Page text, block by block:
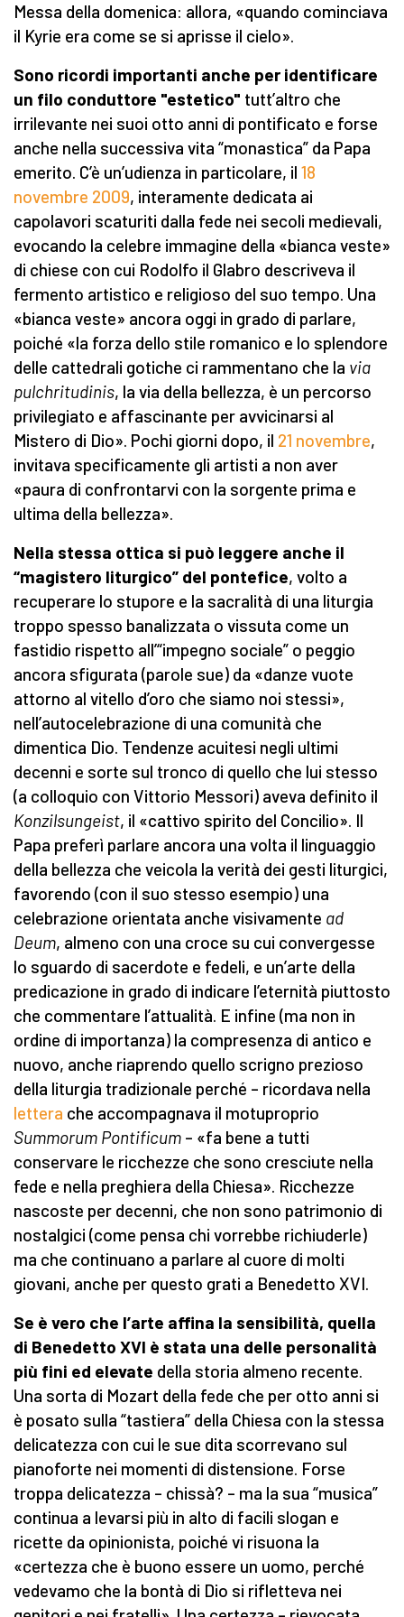
Messa della domenica: allora, «quando cominciava
il Kyrie era come se si aprisse il cielo».
Sono ricordi importanti anche per identificare
un filo conduttore "estetico" tutt’altro che
irrilevante nei suoi otto anni di pontificato e forse
anche nella successiva vita “monastica” da Papa
emerito. C’è un’udienza in particolare, il 18
novembre 2009, interamente dedicata ai
capolavori scaturiti dalla fede nei secoli medievali,
evocando la celebre immagine della «bianca veste»
di chiese con cui Rodolfo il Glabro descriveva il
fermento artistico e religioso del suo tempo. Una
«bianca veste» ancora oggi in grado di parlare,
poiché «la forza dello stile romanico e lo splendore
delle cattedrali gotiche ci rammentano che la via
pulchritudinis, la via della bellezza, è un percorso
privilegiato e affascinante per avvicinarsi al
Mistero di Dio». Pochi giorni dopo, il 21 novembre,
invitava specificamente gli artisti a non aver
«paura di confrontarvi con la sorgente prima e
ultima della bellezza».
Nella stessa ottica si può leggere anche il
“magistero liturgico” del pontefice, volto a
recuperare lo stupore e la sacralità di una liturgia
troppo spesso banalizzata o vissuta come un
fastidio rispetto all’“impegno sociale” o peggio
ancora sfigurata (parole sue) da «danze vuote
attorno al vitello d’oro che siamo noi stessi»,
nell’autocelebrazione di una comunità che
dimentica Dio. Tendenze acuitesi negli ultimi
decenni e sorte sul tronco di quello che lui stesso
(a colloquio con Vittorio Messori) aveva definito il
Konzilsungeist, il «cattivo spirito del Concilio». Il
Papa preferì parlare ancora una volta il linguaggio
della bellezza che veicola la verità dei gesti liturgici,
favorendo (con il suo stesso esempio) una
celebrazione orientata anche visivamente ad
Deum, almeno con una croce su cui convergesse
lo sguardo di sacerdote e fedeli, e un’arte della
predicazione in grado di indicare l’eternità piuttosto
che commentare l’attualità. E infine (ma non in
ordine di importanza) la compresenza di antico e
nuovo, anche riaprendo quello scrigno prezioso
della liturgia tradizionale perché – ricordava nella
lettera che accompagnava il motuproprio
Summorum Pontificum – «fa bene a tutti
conservare le ricchezze che sono cresciute nella
fede e nella preghiera della Chiesa». Ricchezze
nascoste per decenni, che non sono patrimonio di
nostalgici (come pensa chi vorrebbe richiuderle)
ma che continuano a parlare al cuore di molti
giovani, anche per questo grati a Benedetto XVI.
Se è vero che l’arte affina la sensibilità, quella
di Benedetto XVI è stata una delle personalità
più fini ed elevate della storia almeno recente.
Una sorta di Mozart della fede che per otto anni si
è posato sulla “tastiera” della Chiesa con la stessa
delicatezza con cui le sue dita scorrevano sul
pianoforte nei momenti di distensione. Forse
troppa delicatezza – chissà? – ma la sua “musica”
continua a levarsi più in alto di facili slogan e
ricette da opinionista, poiché vi risuona la
«certezza che è buono essere un uomo, perché
vedevamo che la bontà di Dio si rifletteva nei